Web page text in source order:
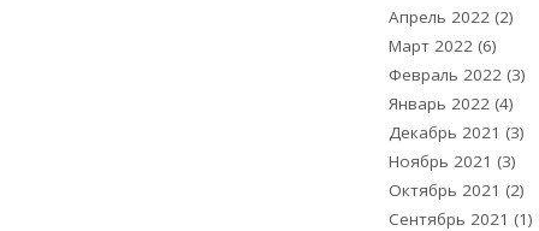
Апрель 2022(2)
Март 2022(6)
Февраль 2022(3)
Январь 2022(4)
Декабрь 2021 (3)
Ноябрь 2021 (3)
Октябрь 2021 (2)
Сентябрь 2021 (1)